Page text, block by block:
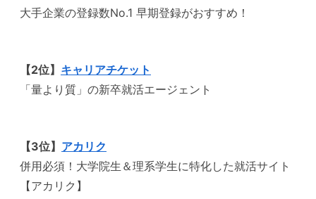
大手企業の登録数No.1 早期登録がおすすめ！
【2位】 キャリアチケット
「量より質」の新卒就活エージェント
【3位】 アカリク
併用必須！大学院生＆理系学生に特化した就活サイト
【アカリク】